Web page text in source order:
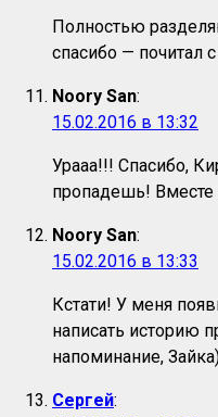
Полностью
спасибо — почитал
Noory San:
15.02.2016 в 13:32
Урааа!!! Спасибо,
пропадешь!
Noory San:
15.02.2016 в 13:33
Кстати! У меня
написать историю
напоминание,
Сергей: